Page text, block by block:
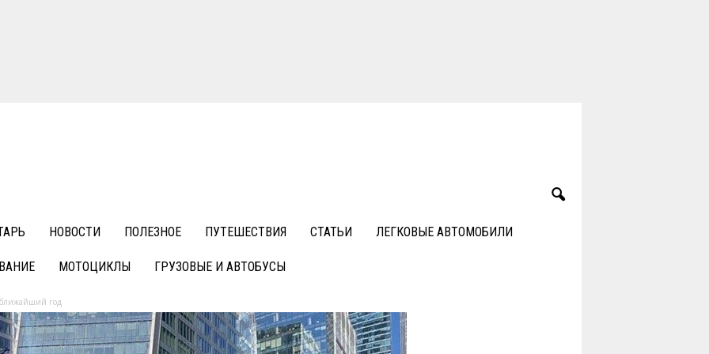
НОВОСТИ ПОЛЕЗНОЕ ПУТЕШЕСТВИЯ СТАТЬИ ЛЕГКОВЫЕ АВТОМОБИЛИ
МОТОЦИКЛЫ ГРУЗОВЫЕ И АВТОБУСЫ
год